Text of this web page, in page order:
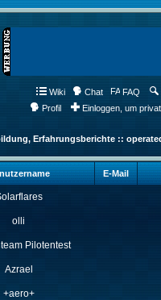
Wiki Chat FAQ
Profil
Einloggen, um
Erfahrungsberichte ::
E-Mail
olli
Pilotentest
Azrael
+aero+